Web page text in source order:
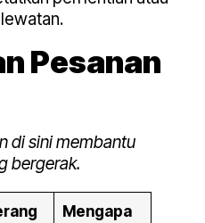
Pesanan
di sini membantu
bergerak.
Mengapa